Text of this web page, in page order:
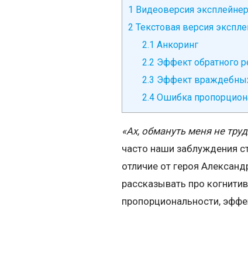
1 Видеоверсия
2 Текстовая версия
2.1 Анкоринг
2.2 Эффект обратного
2.3 Эффект
2.4Ошибка
«Ах, обмануть меня не
часто наши заблуждения
отличие от героя
рассказывать про
пропорциональности,